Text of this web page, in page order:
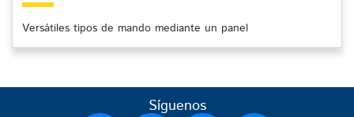
Versátiles tipos de mando mediante un panel
Síguenos